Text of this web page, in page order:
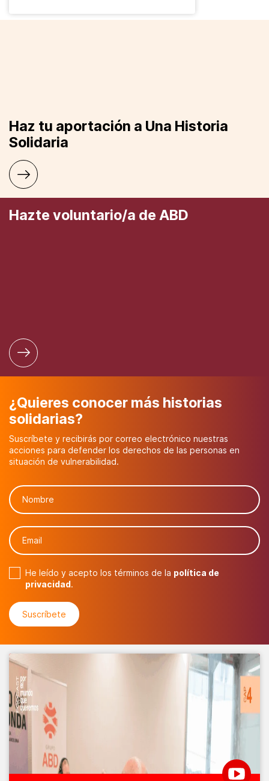
Haz tu aportación a Una Historia
Solidaria
Hazte voluntario/a de ABD
¿Quieres conocer más historias
solidarias?
Suscríbete y recibirás por correo electrónico nuestras
acciones para defender los derechos de las personas en
situación de vulnerabilidad.
He leído y acepto los términos de la política de
privacidad.